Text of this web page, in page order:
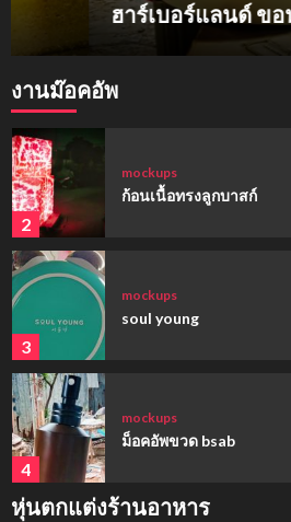
ฮาร์เบอร์แลนด์ ขอนแก่น
งานม๊อคอัพ
1
2
mockups
ก้อนเนื้อทรงลูกบาสก์
3
mockups
soul young
4
mockups
ม็อคอัพขวด bsab
หุ่นตกแต่งร้านอาหาร